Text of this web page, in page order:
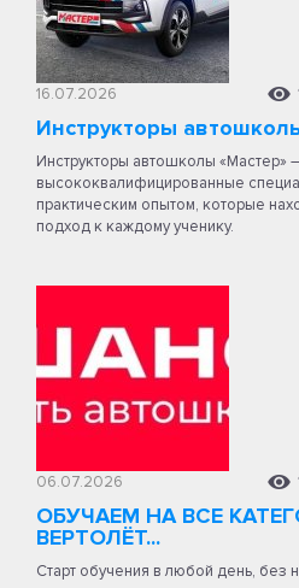
16.07.2026
Инструкторы
Инструкторы автошколы «Мастер»
высококвалифицированные
практическим опытом, которые
подход к каждому ученику.
06.07.2026
ОБУЧАЕМ НА ВСЕ
ВЕРТОЛЁТ...
Старт обучения в любой день, без